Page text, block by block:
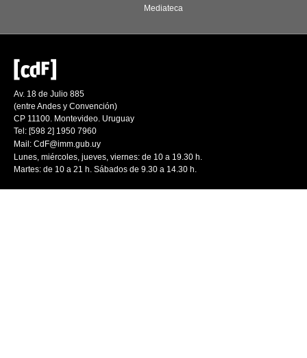
Mediateca
Av. 18 de Julio 885
(entre Andes y Convención)
CP 11100. Montevideo. Uruguay
Tel: [598 2] 1950 7960
Mail: CdF@imm.gub.uy
Lunes, miércoles, jueves, viernes: de 10 a 19.30 h.
Martes: de 10 a 21 h. Sábados de 9.30 a 14.30 h.